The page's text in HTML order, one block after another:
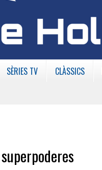
SÈRIES TV CLÀSSICS